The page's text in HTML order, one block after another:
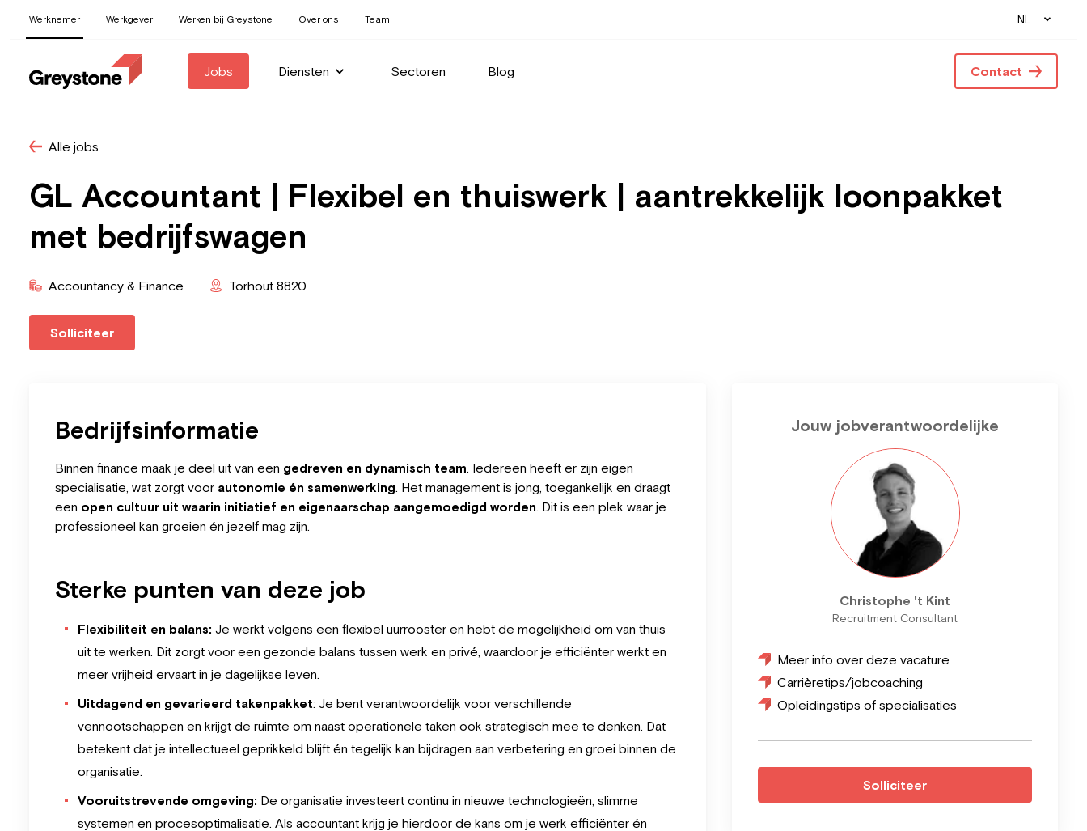
Werknemer Werkgever Werken bij Greystone Over ons Team NL
Jobs Diensten Sectoren Blog Contact
Alle jobs
GL Accountant | Flexibel en thuiswerk | aantrekkelijk loonpakket
met bedrijfswagen
Accountancy & Finance Torhout 8820
Solliciteer
Bedrijfsinformatie
Binnen finance maak je deel uit van een gedreven en dynamisch team. Iedereen heeft er zijn eigen
specialisatie, wat zorgt voor autonomie én samenwerking. Het management is jong, toegankelijk en draagt
een open cultuur uit waarin initiatief en eigenaarschap aangemoedigd worden. Dit is een plek waar je
professioneel kan groeien én jezelf mag zijn.
Sterke punten van deze job
Flexibiliteit en balans: Je werkt volgens een flexibel uurrooster en hebt de mogelijkheid om van thuis
uit te werken. Dit zorgt voor een gezonde balans tussen werk en privé, waardoor je efficiënter werkt en
meer vrijheid ervaart in je dagelijkse leven.
Uitdagend en gevarieerd takenpakket: Je bent verantwoordelijk voor verschillende
vennootschappen en krijgt de ruimte om naast operationele taken ook strategisch mee te denken. Dat
betekent dat je intellectueel geprikkeld blijft én tegelijk kan bijdragen aan verbetering en groei binnen de
organisatie.
Vooruitstrevende omgeving: De organisatie investeert continu in nieuwe technologieën, slimme
systemen en procesoptimalisatie. Als accountant krijg je hierdoor de kans om je werk efficiënter én
Jouw jobverantwoordelijke
Christophe 't Kint
Recruitment Consultant
Meer info over deze vacature
Carrièretips/jobcoaching
Opleidingstips of specialisaties
Solliciteer